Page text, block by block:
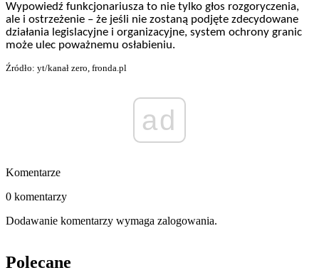
Wypowiedź funkcjonariusza to nie tylko głos rozgoryczenia,
ale i ostrzeżenie – że jeśli nie zostaną podjęte zdecydowane
działania legislacyjne i organizacyjne, system ochrony granic
może ulec poważnemu osłabieniu.
Źródło: yt/kanał zero, fronda.pl
ad
Komentarze
0 komentarzy
Dodawanie komentarzy wymaga zalogowania.
Polecane